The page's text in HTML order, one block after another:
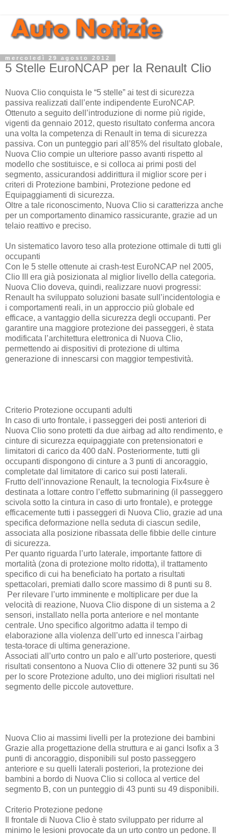
mercoledì 29 agosto 2012
5 Stelle EuroNCAP per la Renault Clio
Nuova Clio conquista le “5 stelle” ai test di sicurezza
passiva realizzati dall’ente indipendente EuroNCAP.
Ottenuto a seguito dell’introduzione di norme più rigide,
vigenti da gennaio 2012, questo risultato conferma ancora
una volta la competenza di Renault in tema di sicurezza
passiva. Con un punteggio pari all’85% del risultato globale,
Nuova Clio compie un ulteriore passo avanti rispetto al
modello che sostituisce, e si colloca ai primi posti del
segmento, assicurandosi addirittura il miglior score per i
criteri di Protezione bambini, Protezione pedone ed
Equipaggiamenti di sicurezza.
Oltre a tale riconoscimento, Nuova Clio si caratterizza anche
per un comportamento dinamico rassicurante, grazie ad un
telaio reattivo e preciso.
Un sistematico lavoro teso alla protezione ottimale di tutti gli
occupanti
Con le 5 stelle ottenute ai crash-test EuroNCAP nel 2005,
Clio III era già posizionata al miglior livello della categoria.
Nuova Clio doveva, quindi, realizzare nuovi progressi:
Renault ha sviluppato soluzioni basate sull’incidentologia e
i comportamenti reali, in un approccio più globale ed
efficace, a vantaggio della sicurezza degli occupanti. Per
garantire una maggiore protezione dei passeggeri, è stata
modificata l’architettura elettronica di Nuova Clio,
permettendo ai dispositivi di protezione di ultima
generazione di innescarsi con maggior tempestività.
Criterio Protezione occupanti adulti
In caso di urto frontale, i passeggeri dei posti anteriori di
Nuova Clio sono protetti da due airbag ad alto rendimento, e
cinture di sicurezza equipaggiate con pretensionatori e
limitatori di carico da 400 daN. Posteriormente, tutti gli
occupanti dispongono di cinture a 3 punti di ancoraggio,
completate dal limitatore di carico sui posti laterali.
Frutto dell’innovazione Renault, la tecnologia Fix4sure è
destinata a lottare contro l’effetto submarining (il passeggero
scivola sotto la cintura in caso di urto frontale), e protegge
efficacemente tutti i passeggeri di Nuova Clio, grazie ad una
specifica deformazione nella seduta di ciascun sedile,
associata alla posizione ribassata delle fibbie delle cinture
di sicurezza.
Per quanto riguarda l’urto laterale, importante fattore di
mortalità (zona di protezione molto ridotta), il trattamento
specifico di cui ha beneficiato ha portato a risultati
spettacolari, premiati dallo score massimo di 8 punti su 8.
Per rilevare l’urto imminente e moltiplicare per due la
velocità di reazione, Nuova Clio dispone di un sistema a 2
sensori, installato nella porta anteriore e nel montante
centrale. Uno specifico algoritmo adatta il tempo di
elaborazione alla violenza dell’urto ed innesca l’airbag
testa-torace di ultima generazione.
Associati all’urto contro un palo e all’urto posteriore, questi
risultati consentono a Nuova Clio di ottenere 32 punti su 36
per lo score Protezione adulto, uno dei migliori risultati nel
segmento delle piccole autovetture.
Nuova Clio ai massimi livelli per la protezione dei bambini
Grazie alla progettazione della struttura e ai ganci Isofix a 3
punti di ancoraggio, disponibili sul posto passeggero
anteriore e su quelli laterali posteriori, la protezione dei
bambini a bordo di Nuova Clio si colloca al vertice del
segmento B, con un punteggio di 43 punti su 49 disponibili.
Criterio Protezione pedone
Il frontale di Nuova Clio è stato sviluppato per ridurre al
minimo le lesioni provocate da un urto contro un pedone. Il